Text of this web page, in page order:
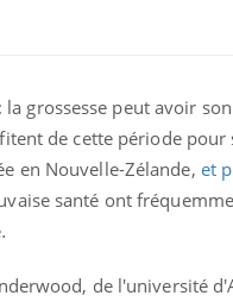
grossesse peut avoir
de cette période
en Nouvelle-Zélande, et
santé ont
.
de l'université
en fer :
Youtube
irritabilité, brouillard
alopécie… Les
en fer sont multiples ce